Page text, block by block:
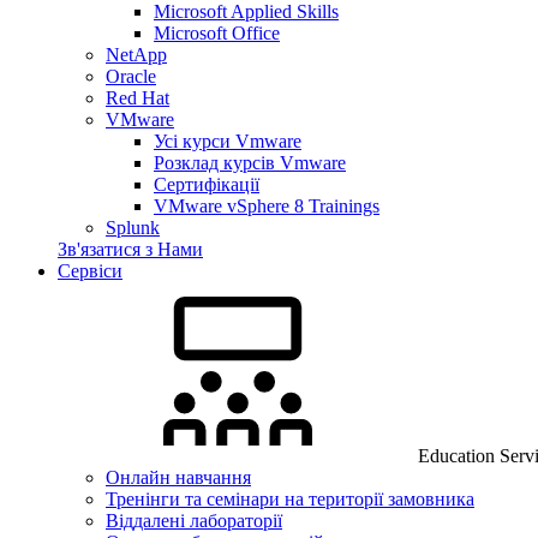
Microsoft Applied Skills
Microsoft Office
NetApp
Oracle
Red Hat
VMware
Усі курси Vmware
Розклад курсів Vmware
Сертифікації
VMware vSphere 8 Trainings
Splunk
Зв'язатися з Нами
Сервіси
Education
Онлайн навчання
Тренінги та семінари на території замовника
Віддалені лабораторії